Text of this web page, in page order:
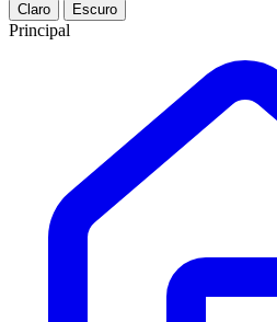
Claro Escuro
Principal